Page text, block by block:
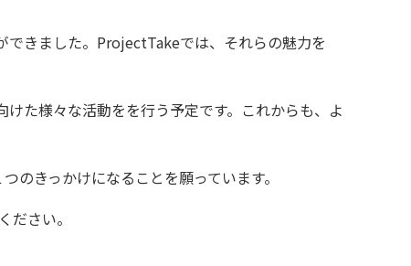
きました。ProjectTakeでは、それらの魅力を
た様々な活動をを行う予定です。これからも、よ
きっかけになることを願っています。
さい。